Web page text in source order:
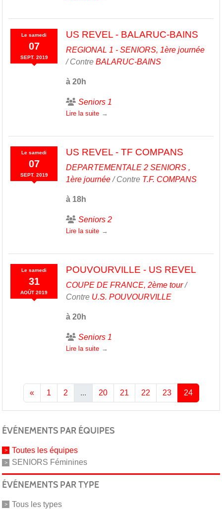
Lesamedi
07
SEPT. 2019
US REVEL - BALARUC-BAINS
REGIONAL 1 - SENIORS, 1ère journée
/ Contre BALARUC-BAINS
à 20h
Seniors 1
Lire la suite
Lesamedi
07
SEPT. 2019
US REVEL - TF COMPANS
DEPARTEMENTALE 2 SENIORS ,
1ère journée/ Contre T.F. COMPANS
à 18h
Seniors 2
Lire la suite
Lesamedi
31
AOÛT 2019
POUVOURVILLE - US REVEL
COUPE DE FRANCE, 2ème tour/
Contre U.S. POUVOURVILLE
à 20h
Seniors 1
Lire la suite
« 1 2 ... 20 21 22 23 24
ÉVÉNEMENTS PAR ÉQUIPES
Toutes les équipes
SENIORS Féminines
ÉVÉNEMENTS PAR TYPE
Tous les types